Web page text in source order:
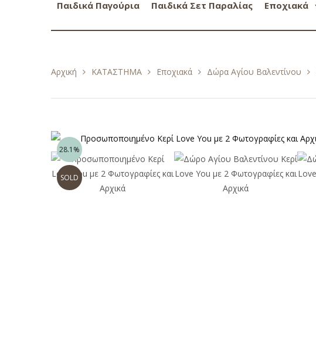
Παιδικά Παγούρια Παιδικά Σετ Παραλίας Εποχιακά
Αρχική ΚΑΤΑΣΤΗΜΑ Εποχιακά Δώρα Αγίου Βαλεντίνου
28.1%
SOLD